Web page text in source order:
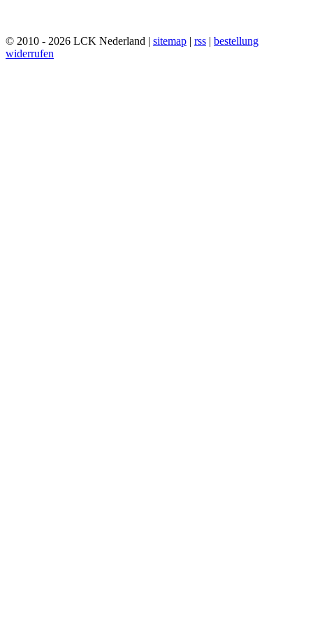
© 2010 - 2026 LCK Nederland | sitemap | rss | bestellung
widerrufen